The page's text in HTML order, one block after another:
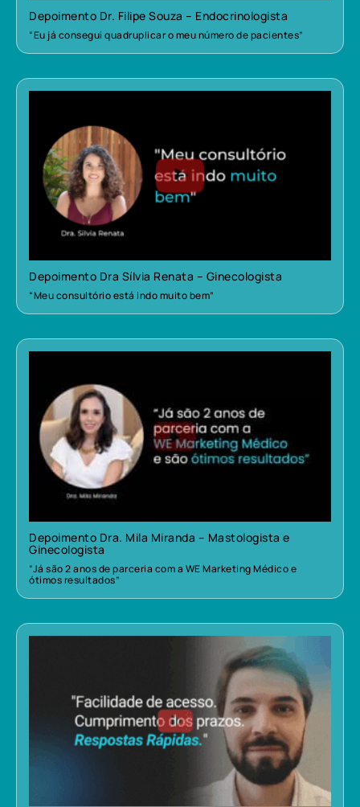
Depoimento Dr. Filipe Souza – Endocrinologista
“Eu já consegui quadruplicar o meu número de pacientes”
Depoimento Dra Sílvia Renata – Ginecologista
“Meu consultório está indo muito bem”
Depoimento Dra. Mila Miranda – Mastologista e
Ginecologista
“Já são 2 anos de parceria com a WE Marketing Médico e
ótimos resultados”